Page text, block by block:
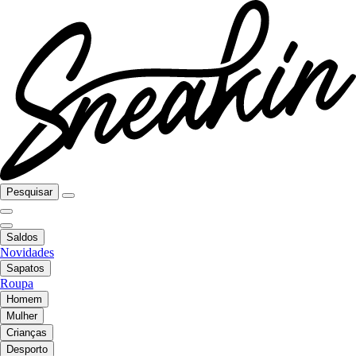
Pesquisar
Saldos
Novidades
Sapatos
Roupa
Homem
Mulher
Crianças
Desporto